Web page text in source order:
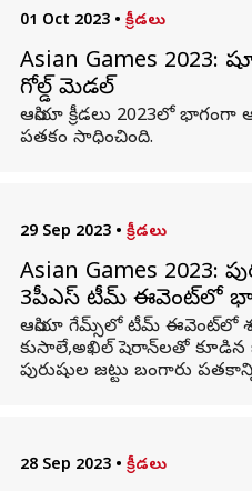
01 Oct 2023 • క్రీడలు
Asian Games
గోల్డ్ మెడల్
ఆసియా క్రీడలు 2023లో
పతకం సాధించింది.
29 Sep 2023 • క్రీడలు
Asian Games 2023:
3పీఎస్‌ టీమ్‌ ఈవెంట్‌లో
ఆసియా గేమ్స్‌లో టీమ్ ఈవెంట్‌లో
కుసాలే,అఖిల్ షెరాన్‌లతో కూడిన
పురుషుల జట్టు బంగారు
28 Sep 2023 • క్రీడలు